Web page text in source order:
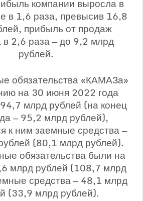
компании выросла в
в 1,6 раза, превысив 16,8
прибыль от продаж
в 2,6 раза — до 9,2 млрд
рублей.
обязательства «КАМАЗа»
на 30 июня 2022 года
млрд рублей (на конец
— 95,2 млрд рублей),
к ним заемные средства —
(80,1 млрд рублей).
обязательства были на
млрд рублей (108,7 млрд
средства — 48,1 млрд
(33,9 млрд рублей).